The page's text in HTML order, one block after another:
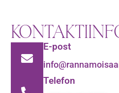
E-post
Telefon